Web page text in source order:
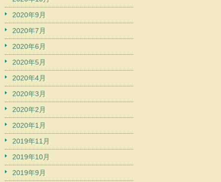
2020年9月
2020年7月
2020年6月
2020年5月
2020年4月
2020年3月
2020年2月
2020年1月
2019年11月
2019年10月
2019年9月